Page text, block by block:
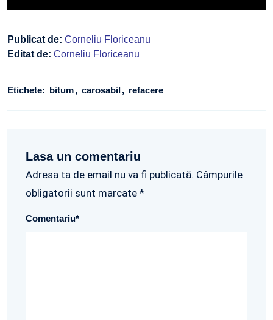
Publicat de: Corneliu Floriceanu
Editat de: Corneliu Floriceanu
Etichete: bitum carosabil refacere
Lasa un comentariu
Adresa ta de email nu va fi publicată. Câmpurile
obligatorii sunt marcate *
Comentariu*